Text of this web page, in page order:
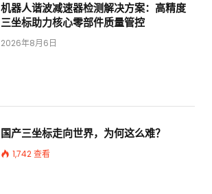
机器人谐波减速器检测解决方案：高精度
三坐标助力核心零部件质量管控
2026年8月6日
国产三坐标走向世界，为何这么难？
1,742查看